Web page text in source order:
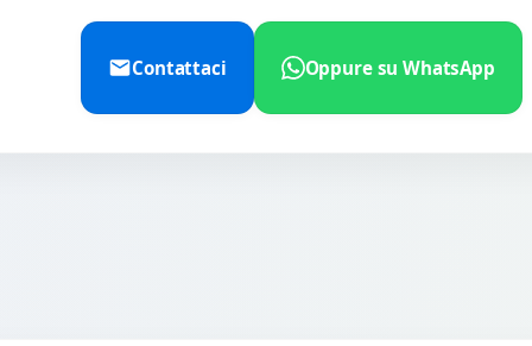
Contattaci Oppure su WhatsApp